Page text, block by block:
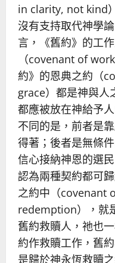
in clarity, not kind
沒有支持取代神學
言，《舊約》的工
（covenant of
約》的恩典之約（
grace）都是神與人
都應被放在神給予
不同的是，前者是
得著；後者是無條
信心接納神恩的選
認為兩種契約都可
之約中（covenant
redemption），就
舊約救贖人，祂也
約作救贖工作，舊
是歸於神永恆救贖